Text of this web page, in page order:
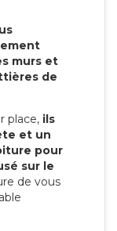
murs et
de
place, ils
et un
pour
sur le
de vous